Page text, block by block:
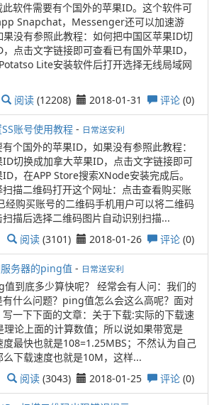
软件需要有个国外的苹果ID。这个软件可
Snapchat，Messenger还可以加速游
没有参照此教程：如何把中国区苹果ID切
点击文字链接即可查看已有国外苹果ID，
Lite安装软件后打开选择无线局域网
阅读 (12208) 2018-01-31 评论 (0)
账号使用教程 - 日常送安利
个国外的苹果ID，如果没有参照此教程：
切换成加拿大苹果ID，点击文字链接即可
，在APP Store搜索XNode安装完成后。
描二维码打开这个网址：点击查看购买账
经购买账号的二维码手机用户可以将二维码
描后选择二维码图片自动识别扫描...
阅读 (3101) 2018-01-26 评论 (0)
务器的ping值 - 日常送安利
到底多少算快呢？ 经常会有人问：我们的
什么问题？ping值怎么会这么高呢？面对
一下下面的文章：关于下载:实际的下载速
理论上面的计算数值；所以说如果带宽是
最快也就是108=1.25MBS；不然认为自己
下载速度也就是10M，这样...
阅读 (3043) 2018-01-25 评论 (0)